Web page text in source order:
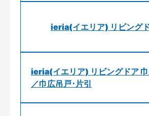
ieria(イエリア) リビング
ieria(イエリア) リビングドア
／巾広吊戸･片引